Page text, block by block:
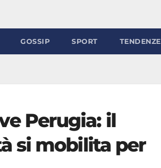
GOSSIP SPORT TENDENZE
Perugia: il
si mobilita per